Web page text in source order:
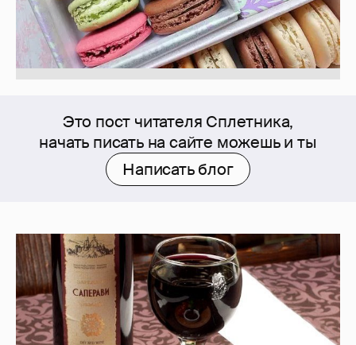
Это пост читателя Сплетника,
начать писать на сайте можешь и ты
Написать блог